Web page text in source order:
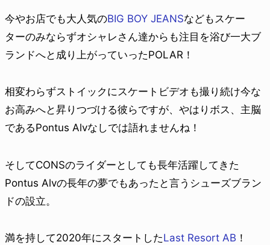
今やお店でも大人気のBIG BOY JEANSなどもスケー
ターのみならずオシャレさん達からも注目を浴び一大ブ
ランドへと成り上がっていったPOLAR！
相変わらずストイックにスケートビデオも撮り続け今な
お高みへと昇りつづける彼らですが、やはりボス、主脳
であるPontus Alvなしでは語れませんね！
そしてCONSのライダーとしても長年活躍してきた
Pontus Alvの長年の夢でもあったと言うシューズブラン
ドの設立。
満を持して2020年にスタートしたLast Resort AB ！